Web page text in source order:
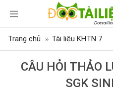
Trang chủ Tài liệu KHTN 7
CÂU HỎI THẢO
SGK